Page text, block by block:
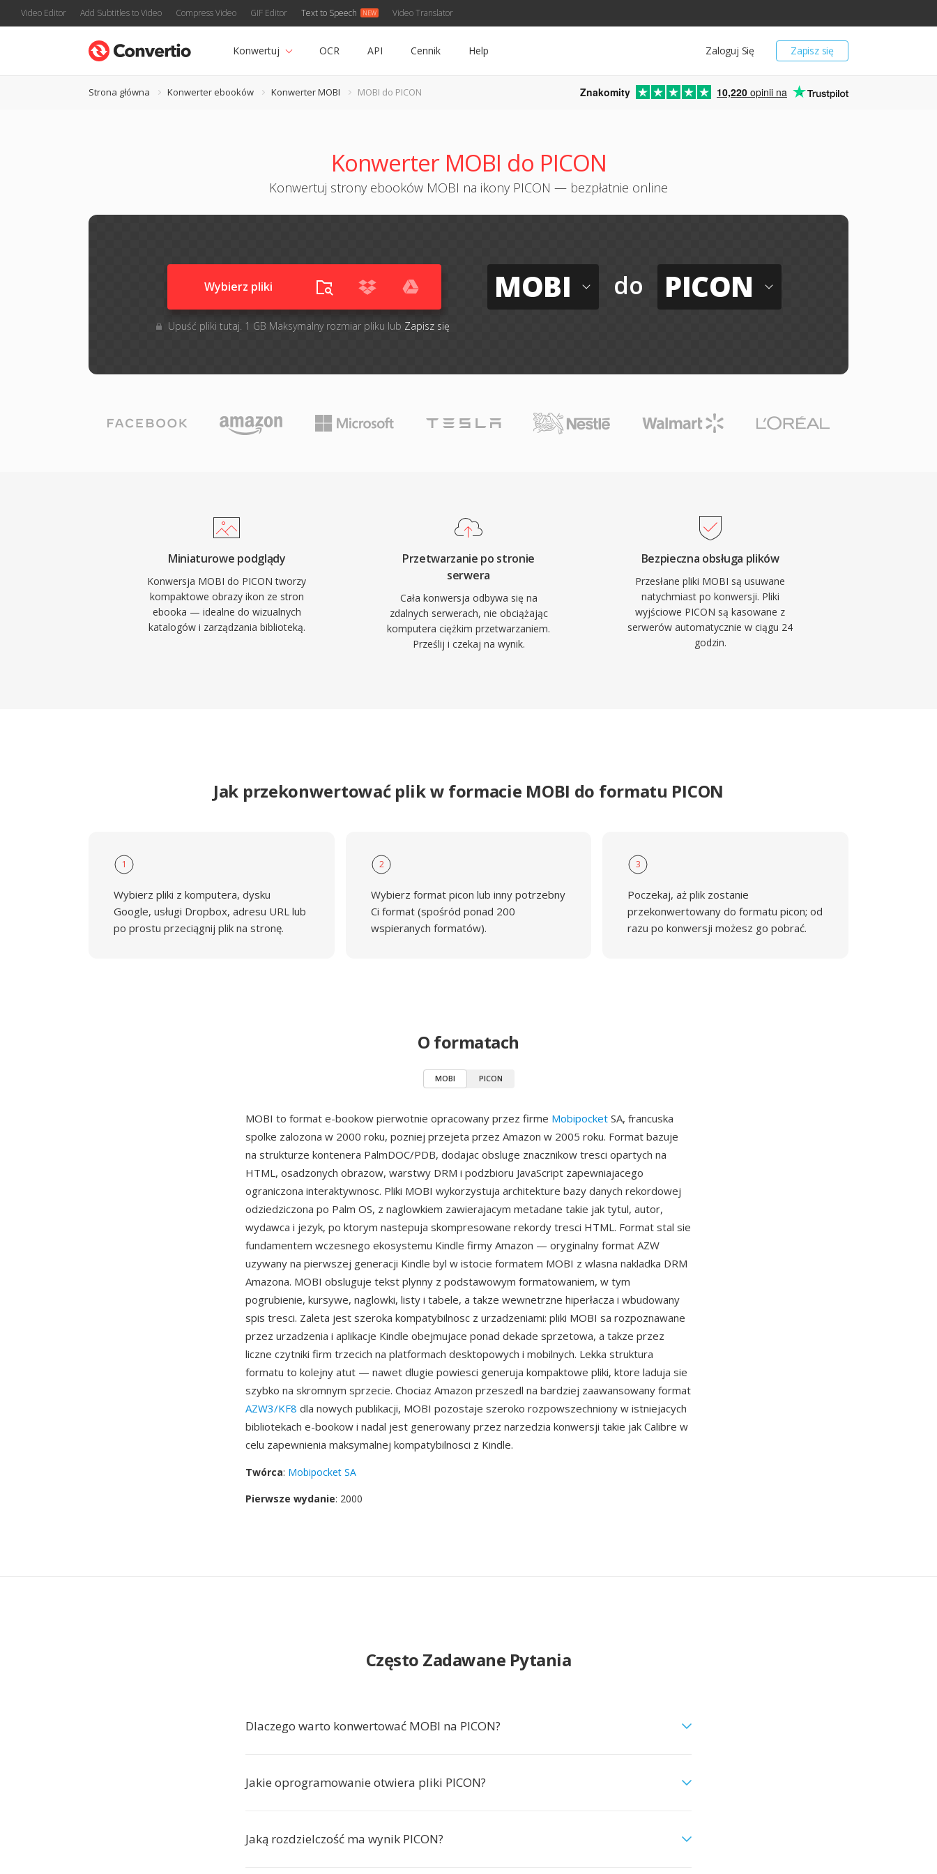
Video Editor Add Subtitles to Video Compress Video GIF Editor Text to Speech Video Translator
Zapisz się
Zaloguj Się
Konwertuj OCR API Cennik Help
Strona główna Konwerter ebooków Konwerter MOBI MOBI do PICON Znakomity 10,220 opinii na
Konwerter MOBI do PICON
Konwertuj strony ebooków MOBI na ikony PICON — bezpłatnie online
Wybierz pliki
Upuść pliki tutaj. 1 GB Maksymalny rozmiar pliku lub Zapisz się
MOBI do PICON
Miniaturowe podglądy
Konwersja MOBI do PICON tworzy
kompaktowe obrazy ikon ze stron
ebooka — idealne do wizualnych
katalogów i zarządzania biblioteką.
Przetwarzanie po stronie
serwera
Cała konwersja odbywa się na
zdalnych serwerach, nie obciążając
komputera ciężkim przetwarzaniem.
Prześlij i czekaj na wynik.
Bezpieczna obsługa plików
Przesłane pliki MOBI są usuwane
natychmiast po konwersji. Pliki
wyjściowe PICON są kasowane z
serwerów automatycznie w ciągu 24
godzin.
Jak przekonwertować plik w formacie MOBI do formatu PICON
1
Wybierz pliki z komputera, dysku
Google, usługi Dropbox, adresu URL lub
po prostu przeciągnij plik na stronę.
2
Wybierz format picon lub inny potrzebny
Ci format (spośród ponad 200
wspieranych formatów).
3
Poczekaj, aż plik zostanie
przekonwertowany do formatu picon; od
razu po konwersji możesz go pobrać.
O formatach
MOBI PICON
MOBI to format e-bookow pierwotnie opracowany przez firme Mobipocket SA, francuska
spolke zalozona w 2000 roku, pozniej przejeta przez Amazon w 2005 roku. Format bazuje
na strukturze kontenera PalmDOC/PDB, dodajac obsluge znacznikow tresci opartych na
HTML, osadzonych obrazow, warstwy DRM i podzbioru JavaScript zapewniajacego
ograniczona interaktywnosc. Pliki MOBI wykorzystuja architekture bazy danych rekordowej
odziedziczona po Palm OS, z naglowkiem zawierajacym metadane takie jak tytul, autor,
wydawca i jezyk, po ktorym nastepuja skompresowane rekordy tresci HTML. Format stal sie
fundamentem wczesnego ekosystemu Kindle firmy Amazon — oryginalny format AZW
uzywany na pierwszej generacji Kindle byl w istocie formatem MOBI z wlasna nakladka DRM
Amazona. MOBI obsluguje tekst plynny z podstawowym formatowaniem, w tym
pogrubienie, kursywe, naglowki, listy i tabele, a takze wewnetrzne hiperłacza i wbudowany
spis tresci. Zaleta jest szeroka kompatybilnosc z urzadzeniami: pliki MOBI sa rozpoznawane
przez urzadzenia i aplikacje Kindle obejmujace ponad dekade sprzetowa, a takze przez
liczne czytniki firm trzecich na platformach desktopowych i mobilnych. Lekka struktura
formatu to kolejny atut — nawet dlugie powiesci generuja kompaktowe pliki, ktore laduja sie
szybko na skromnym sprzecie. Chociaz Amazon przeszedl na bardziej zaawansowany format
AZW3/KF8 dla nowych publikacji, MOBI pozostaje szeroko rozpowszechniony w istniejacych
bibliotekach e-bookow i nadal jest generowany przez narzedzia konwersji takie jak Calibre w
celu zapewnienia maksymalnej kompatybilnosci z Kindle.
Twórca: Mobipocket SA
Pierwsze wydanie: 2000
Często Zadawane Pytania
Dlaczego warto konwertować MOBI na PICON?
Jakie oprogramowanie otwiera pliki PICON?
Jaką rozdzielczość ma wynik PICON?